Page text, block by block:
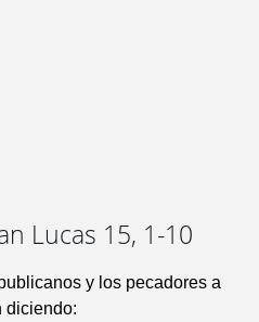
Lucas 15, 1-10
y los pecadores a
diciendo: